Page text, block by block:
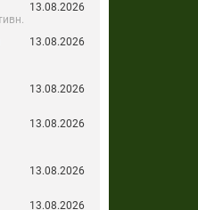
13.08.2026
13.08.2026
13.08.2026
13.08.2026
13.08.2026
13.08.2026